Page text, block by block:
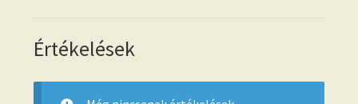
Értékelések